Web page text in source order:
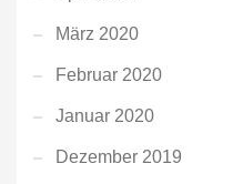
März 2020
Februar 2020
Januar 2020
Dezember 2019